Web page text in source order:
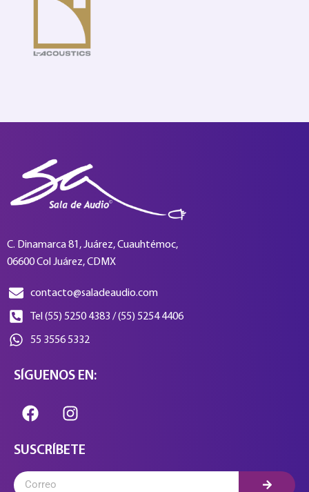
C. Dinamarca 81, Juárez, Cuauhtémoc,
06600 Col Juárez, CDMX
contacto@saladeaudio.com
Tel (55) 5250 4383 / (55) 5254 4406
55 3556 5332
SÍGUENOS EN:
SUSCRÍBETE